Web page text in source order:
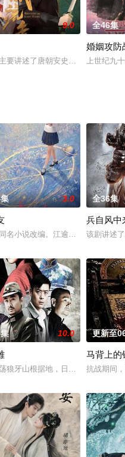
府寻找前朝太子，意图斩草除根
9.0
主要讲述了唐朝安史之乱时期一段
全46集
婚姻攻防
上世纪九
），虽自小被父母忽视，在艰
3.0
名小说改编。江逾白长大以后，
全36集
兵自风中
该剧讲述
目中面对专业挑战与境外竞争，
10.0
狼牙山根据地，日军大队长野田
更新至
马背上的
抗战期间